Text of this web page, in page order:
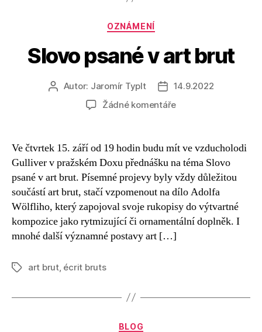
Rubriky
OZNÁMENÍ
Slovo psané v art brut
Autor
příspěvku
Autor: Jaromír Typlt
Datum
příspěvku
14.9.2022
Žádné komentářeu
názvem
psané
v
art
brut
Ve čtvrtek 15. září od 19 hodin budu mít ve vzducholodi
Gulliver v pražském Doxu přednášku na téma Slovo
psané v art brut. Písemné projevy byly vždy důležitou
součástí art brut, stačí vzpomenout na dílo Adolfa
Wölfliho, který zapojoval svoje rukopisy do výtvartné
kompozice jako rytmizující či ornamentální doplněk. I
mnohé další významné postavy art […]
Štítkyart brut, écrit bruts
Rubriky
BLOG